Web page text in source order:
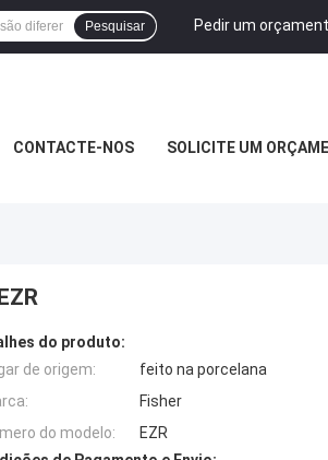
Pedir um
Pesquisar
CONTACTE-NOS SOLICITE UM
do produto:
de origem:
feito na porcelana
Fisher
do modelo:
EZR